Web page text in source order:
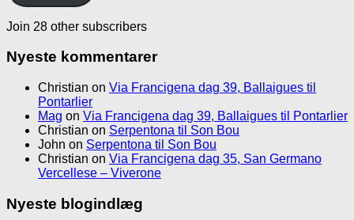
Join 28 other subscribers
Nyeste kommentarer
Christian on Via Francigena dag 39, Ballaigues til
Pontarlier
Mag on Via Francigena dag 39, Ballaigues til Pontarlier
Christian on Serpentona til Son Bou
John on Serpentona til Son Bou
Christian on Via Francigena dag 35, San Germano
Vercellese – Viverone
Nyeste blogindlæg